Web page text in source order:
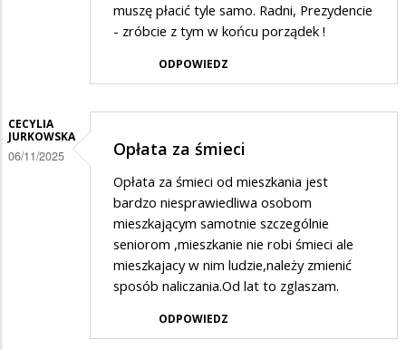
muszę płacić tyle samo. Radni, Prezydencie
- zróbcie z tym w końcu porządek !
ODPOWIEDZ
CECYLIA
JURKOWSKA
06/11/2025 Opłata za śmieci
Opłata za śmieci od mieszkania jest
bardzo niesprawiedliwa osobom
mieszkającym samotnie szczególnie
seniorom ,mieszkanie nie robi śmieci ale
mieszkajacy w nim ludzie,należy zmienić
sposób naliczania.Od lat to zglaszam.
ODPOWIEDZ